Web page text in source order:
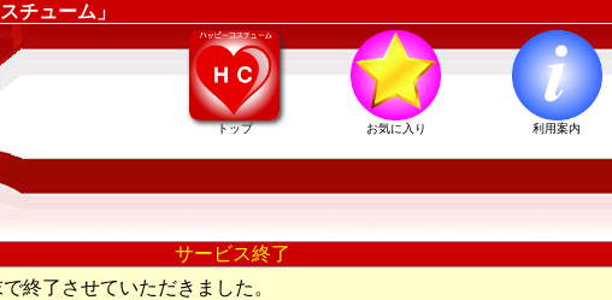
チューム」
トップ お気に入り 利用案内
サービス終了
終了させていただきました。